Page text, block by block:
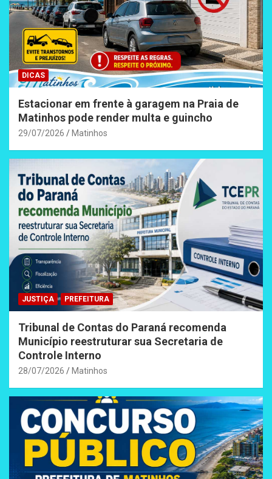
DICAS
Estacionar em frente à garagem na Praia de
Matinhos pode render multa e guincho
29/07/2026 Matinhos
JUSTIÇA PREFEITURA
Tribunal de Contas do Paraná recomenda
Município reestruturar sua Secretaria de
Controle Interno
28/07/2026 Matinhos